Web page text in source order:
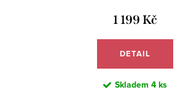
1 199 Kč
DETAIL
Skladem 4 ks